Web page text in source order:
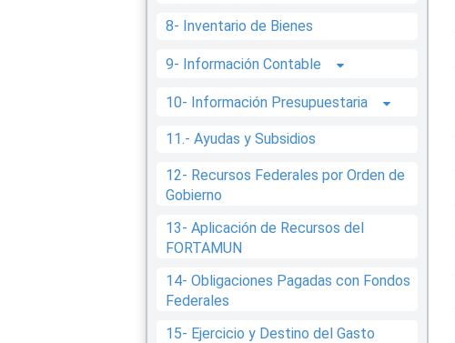
8- Inventario de Bienes
9- Información Contable
10- Información Presupuestaria
11.- Ayudas y Subsidios
12- Recursos Federales por Orden de
Gobierno
13- Aplicación de Recursos del
FORTAMUN
14- Obligaciones Pagadas con Fondos
Federales
15- Ejercicio y Destino del Gasto